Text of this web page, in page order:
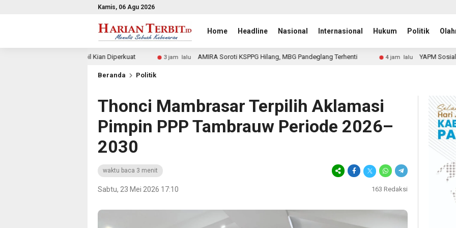
Kamis, 06 Agu 2026
Home Headline Nasional Internasional Hukum Politik
3 jam lalu AMIRA Soroti KSPPG Hilang, MBG Pandeglang Terhenti 4 jam lalu YAPM Sosialisasikan UU ITE
Beranda Politik
Thonci Mambrasar Terpilih Aklamasi
Pimpin PPP Tambrauw Periode 2026–
2030
waktu baca 3 menit
Sabtu, 23 Mei 2026 17:10 163 Redaksi